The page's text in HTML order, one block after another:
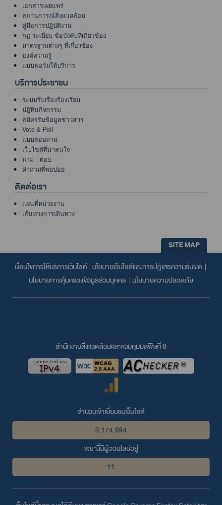
เอกสารเผยแพร่
สถานการณ์สิ่งแวดล้อม
คู่มือการปฏิบัติงาน
กฎ ระเบียบ ข้อบังคับที่เกี่ยวข้อง
มาตรฐานต่างๆ ที่เกี่ยวข้อง
องค์ความรู้
แบบฟอร์มให้บริการ
บริการประชาชน
ระบบรับเรื่องร้องเรียน
ปฏิทินกิจกรรม
สมัครรับข้อมูลข่าวสาร
Vote & Poll
แบบสอบถาม
เว็บไซต์ที่น่าสนใจ
ถาม - ตอบ
คำถามที่พบบ่อย
ติดต่อเรา
แผนที่หน่วยงาน
เส้นทางการเดินทาง
SITE MAP
เงื่อนไขการให้บริการเว็บไซต์ : นโยบายเว็บไซต์และการปฏิเสธความรับผิด |
นโยบายการคุ้มครองข้อมูลส่วนบุคคล | นโยบายความปลอดภัย
สำนักงานสิ่งแวดล้อมและควบคุมมลพิษที่ 8
จำนวนเข้าเยี่ยมชมเว็บไซต์
3,174,994
ขณะนี้มีผู้ออนไลน์อยู่
11